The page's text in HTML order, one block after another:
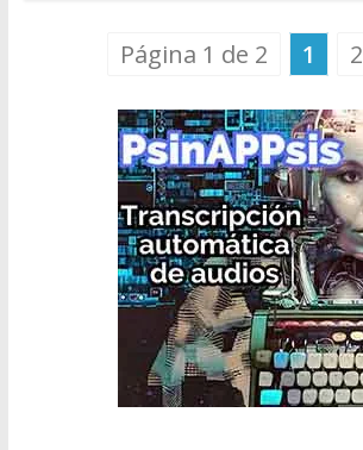
Página 1 de 2 1 2